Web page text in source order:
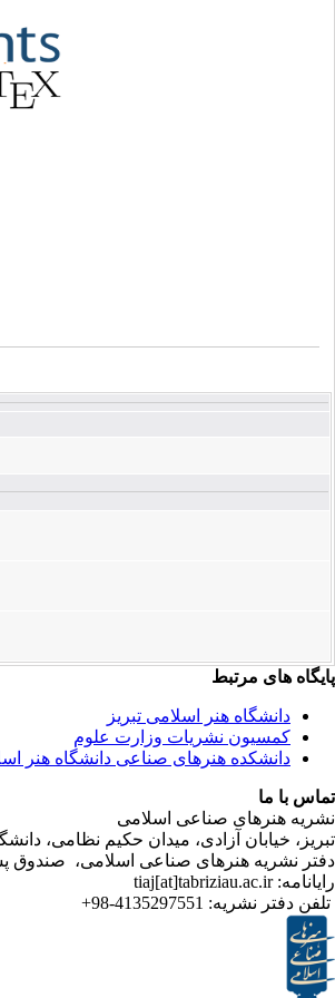
پایگاه های مرتبط
دانشگاه هنر اسلامی تبریز
کمسیون نشریات وزارت علوم
دانشکده هنرهای صناعی دانشگاه هنر
تماس با ما
نشریه هنرهای صناعی اسلامی
تبریز، خیابان آزادی، میدان حکیم نظامی،
دفتر نشریه هنرهای صناعی اسلامی، صندوق پستی: 4567-51385، کد
رایانامه: tiaj[at]tabriziau.ac.ir
تلفن دفتر نشریه: 4135297551-98+